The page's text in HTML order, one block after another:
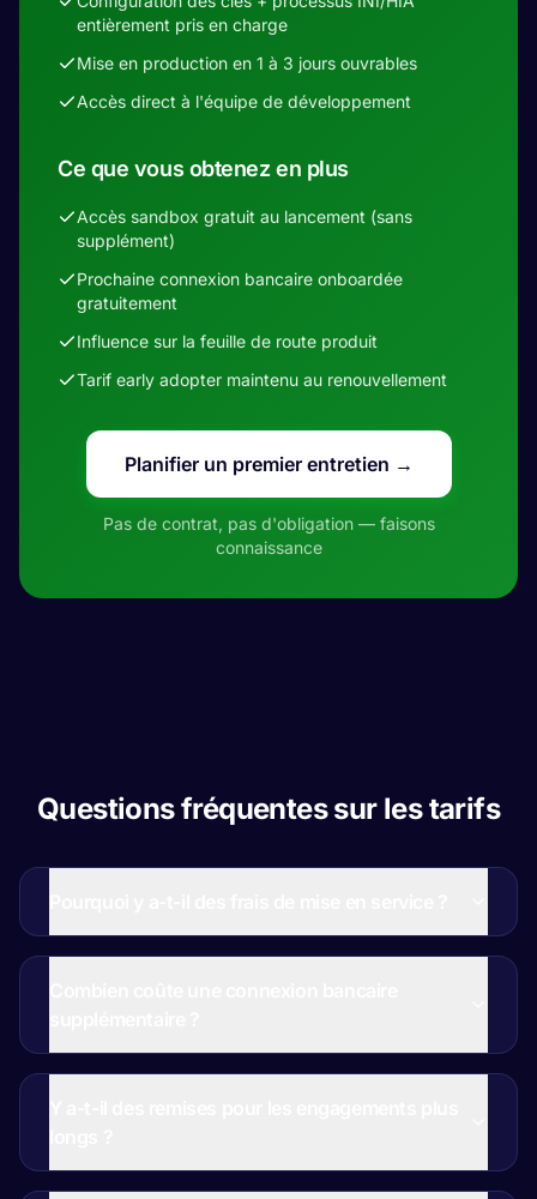
entièrement pris en charge
Mise en production en 1 à 3 jours ouvrables
Accès direct à l'équipe de développement
Ce que vous obtenez en plus
Accès sandbox gratuit au lancement (sans
supplément)
Prochaine connexion bancaire onboardée
gratuitement
Influence sur la feuille de route produit
Tarif early adopter maintenu au renouvellement
Planifier un premier entretien →
Pas de contrat, pas d'obligation — faisons
connaissance
Questions fréquentes sur les tarifs